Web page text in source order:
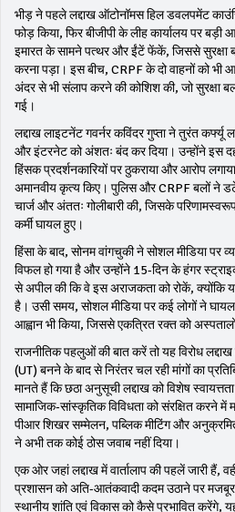
भीड़ ने पहले लद्दाख ऑटोनॉमस हिल डवलपमेंट
फोड़ किया, फिर बीजीपी के लीह कार्यालय पर बड़ी
इमारत के सामने पत्थर और ईंटें फेंकें, जिससे सुरक्षा
करना पड़ा। इस बीच, CRPF के दो वाहनों को भी
अंदर से भी संलाप करने की कोशिश की, जो सुरक्षा
गई।
लद्दाख लाइटनेंट गवर्नर कविंदर गुप्ता ने तुरंत
और इंटरनेट को अंशतः बंद कर दिया। उन्होंने इस
हिंसक प्रदर्शनकारियों पर ठुकराया और आरोप
अमानवीय कृत्य किए। पुलिस और CRPF बलों ने
चार्ज और अंततः गोलीबारी की, जिसके
कर्मी घायल हुए।
हिंसा के बाद, सोनम वांगचुकी ने सोशल मीडिया पर
विफल हो गया है और उन्होंने 15‑दिन के हंगर
से अपील की कि वे इस अराजकता को रोकें, क्योंकि
है। उसी समय, सोशल मीडिया पर कई लोगों ने
आह्वान भी किया, जिससे एकत्रित रक्त को
राजनीतिक पहलुओं की बात करें तो यह विरोध
(UT) बनने के बाद से निरंतर चल रही मांगों का
मानते हैं कि छठा अनुसूची लद्दाख को विशेष
सामाजिक‑सांस्कृतिक विविधता को संरक्षित करने में
पीआर शिखर सम्मेलन, पब्लिक मीटिंग और
ने अभी तक कोई ठोस जवाब नहीं दिया।
एक ओर जहां लद्दाख में वार्तालाप की पहलें जारी हैं,
प्रशासन को अति-आतंकवादी कदम उठाने पर
स्थानीय शांति एवं विकास को कैसे प्रभावित करेंगे,